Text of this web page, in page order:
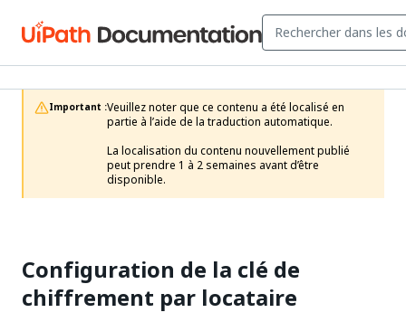
Important :Veuillez noter que ce contenu a été localisé en
partie à l’aide de la traduction automatique.
La localisation du contenu nouvellement publié
peut prendre 1 à 2 semaines avant d’être
disponible.
Configuration de la clé de
chiffrement par locataire